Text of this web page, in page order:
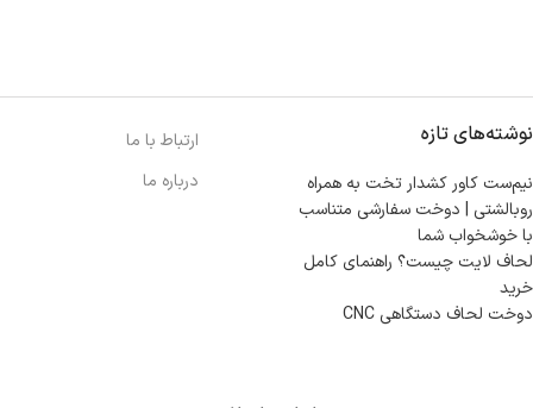
نوشته‌های تازه
نیم‌ست کاور کشدار تخت به همراه
روبالشتی | دوخت سفارشی متناسب
با خوشخواب شما
لحاف لایت چیست؟ راهنمای کامل
خرید
دوخت لحاف دستگاهی CNC
ارتباط با ما
درباره ما